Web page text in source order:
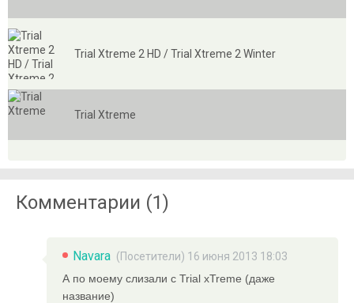
Trial Xtreme 2 HD / Trial Xtreme 2 Winter
Trial Xtreme
Комментарии (1)
Navara (Посетители) 16 июня 2013 18:03
А по моему слизали с Trial xTreme (даже
название)